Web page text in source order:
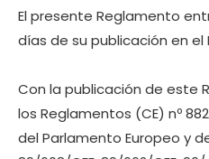
El presente Reglamento
días de su publicación en el
Con la publicación de este
los Reglamentos (CE) nº
del Parlamento Europeo y